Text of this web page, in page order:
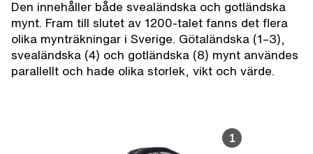
Den innehåller både svealändska och gotländska
mynt. Fram till slutet av 1200-talet fanns det flera
olika mynträkningar i Sverige. Götaländska (1–3),
svealändska (4) och gotländska (8) mynt användes
parallellt och hade olika storlek, vikt och värde.
,
1